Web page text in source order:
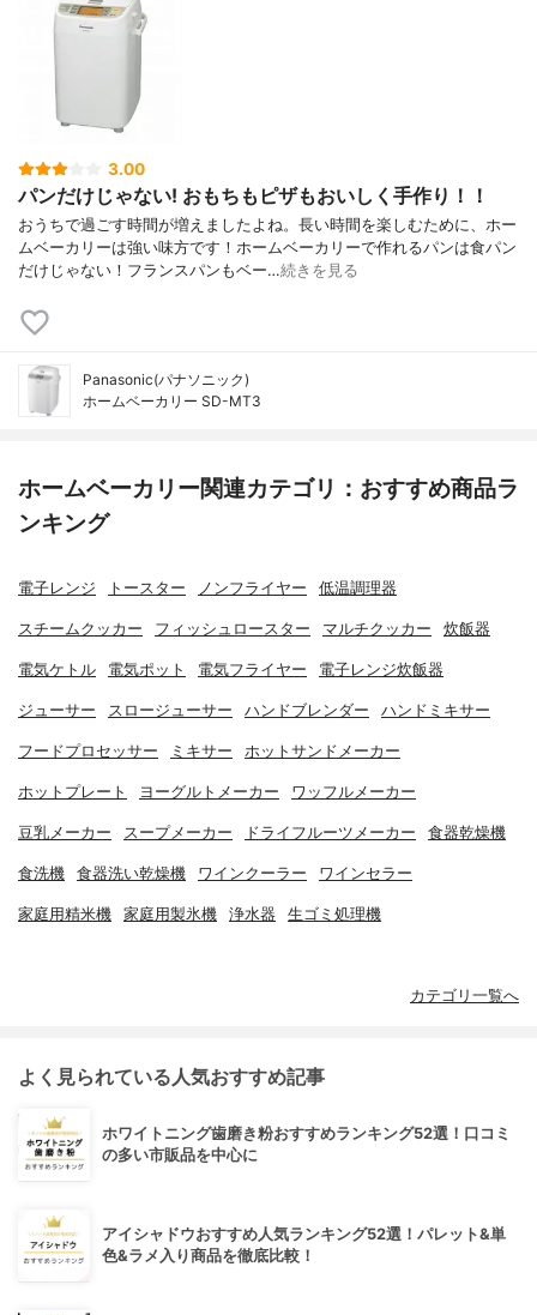
3.00
パンだけじゃない! おもちもピザもおいしく手作り！！
おうちで過ごす時間が増えましたよね。長い時間を楽しむために、ホー
ムベーカリーは強い味方です！ホームベーカリーで作れるパンは食パン
だけじゃない！フランスパンもベー…続きを見る
Panasonic(パナソニック)
ホームベーカリー SD-MT3
ホームベーカリー関連カテゴリ：おすすめ商品ラ
ンキング
電子レンジ トースター ノンフライヤー 低温調理器
スチームクッカー フィッシュロースター マルチクッカー 炊飯器
電気ケトル 電気ポット 電気フライヤー 電子レンジ炊飯器
ジューサー スロージューサー ハンドブレンダー ハンドミキサー
フードプロセッサー ミキサー ホットサンドメーカー
ホットプレート ヨーグルトメーカー ワッフルメーカー
豆乳メーカー スープメーカー ドライフルーツメーカー 食器乾燥機
食洗機 食器洗い乾燥機 ワインクーラー ワインセラー
家庭用精米機 家庭用製氷機 浄水器 生ゴミ処理機
カテゴリ一覧へ
よく見られている人気おすすめ記事
ホワイトニング歯磨き粉おすすめランキング52選！口コミ
の多い市販品を中心に
アイシャドウおすすめ人気ランキング52選！パレット&単
色&ラメ入り商品を徹底比較！